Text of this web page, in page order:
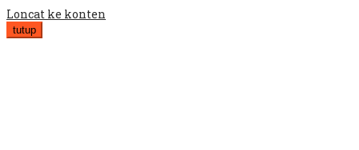
Loncat ke konten
tutup